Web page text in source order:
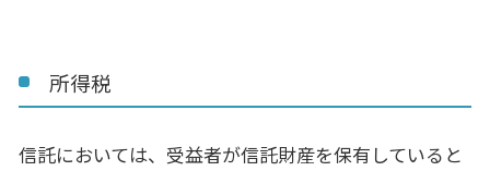
所得税
信託においては、受益者が信託財産を保有していると